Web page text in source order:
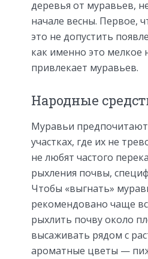
деревья от муравьев,
начале весны. Первое,
это не допустить
как именно это мелкое
привлекает муравьев.
Народные
Муравьи предпочитают
участках, где их не
не любят частого
рыхления почвы,
Чтобы «выгнать»
рекомендовано чаще
рыхлить почву около
высаживать рядом с
ароматные цветы —